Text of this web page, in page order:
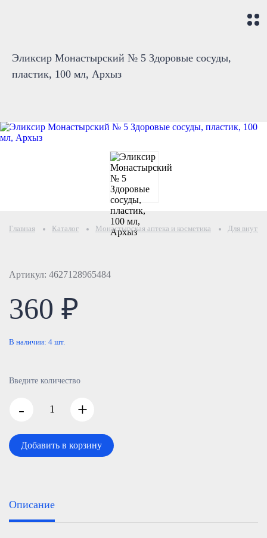
Эликсир Монастырский № 5 Здоровые сосуды,
пластик, 100 мл, Архыз
Главная Каталог Монастырская аптека и косметика Для
Артикул: 4627128965484
360 ₽
В наличии: 4 шт.
Введите количество
- +
Добавить в корзину
Описание